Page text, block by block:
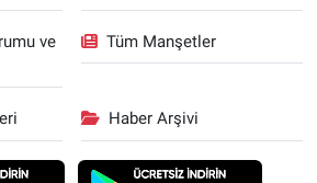
ve
Tüm Manşetler
Haber Arşivi